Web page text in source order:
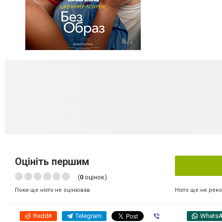
Оцініть першим
(0 оцінок)
Поки ще ніхто не оцінював Ніхто ще не
Reddit Telegram